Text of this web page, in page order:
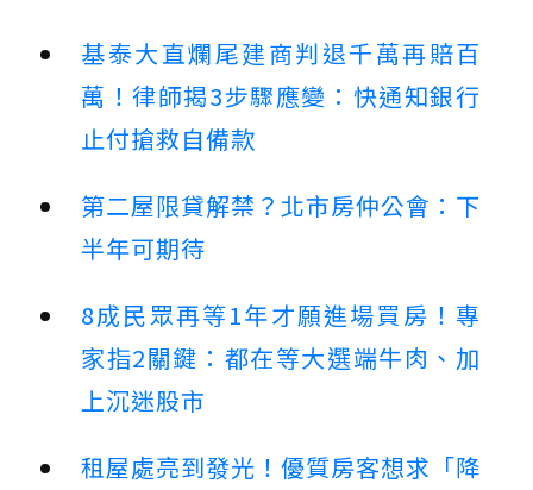
基泰大直爛尾建商判退千萬再賠百
萬！律師揭3步驟應變：快通知銀行
止付搶救自備款
第二屋限貸解禁？北市房仲公會：下
半年可期待
8成民眾再等1年才願進場買房！專
家指2關鍵：都在等大選端牛肉、加
上沉迷股市
租屋處亮到發光！優質房客想求「降